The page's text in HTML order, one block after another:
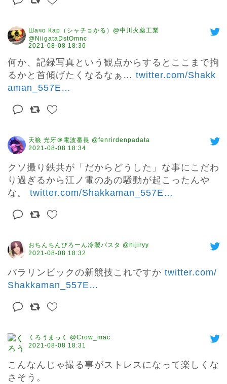
Шачо Кар（シャチョかる）@中川火薬工業
@NiigataDstOmnc
2021-08-08 18:36
何か、記録写真という観点からするとここまで拘
るかと首傾げたくなるなぁ… twitter.com/Shakk
aman_557E …
天狼 光牙＠電波番長 @fenrirdenpadata
2021-08-08 18:34
クソ撮り鉄共が「だからどうした」な事にこだわ
り過ぎるから江ノ電のあの騒動が起こったんや
な。 twitter.com/Shakkaman_557E …
おちんちんびろーん冷製パスタ @hijiryy
2021-08-08 18:32
パラリンピックの新競技これですか twitter.com/
Shakkaman_557E …
くろうまっく @Crow_mac
2021-08-08 18:31
こんなんじゃ撮る事がストレスになって楽しくな
さそう。